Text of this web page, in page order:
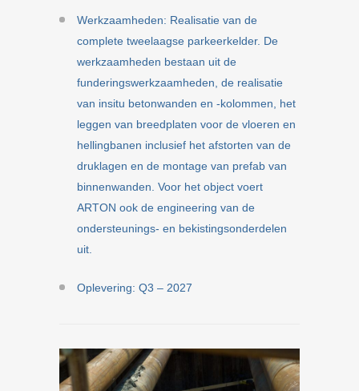
Werkzaamheden: Realisatie van de
complete tweelaagse parkeerkelder. De
werkzaamheden bestaan uit de
funderingswerkzaamheden, de realisatie
van insitu betonwanden en -kolommen, het
leggen van breedplaten voor de vloeren en
hellingbanen inclusief het afstorten van de
druklagen en de montage van prefab van
binnenwanden. Voor het object voert
ARTON ook de engineering van de
ondersteunings- en bekistingsonderdelen
uit.
Oplevering: Q3 – 2027